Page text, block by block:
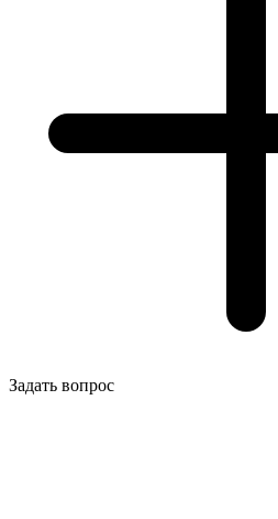
Задать вопрос